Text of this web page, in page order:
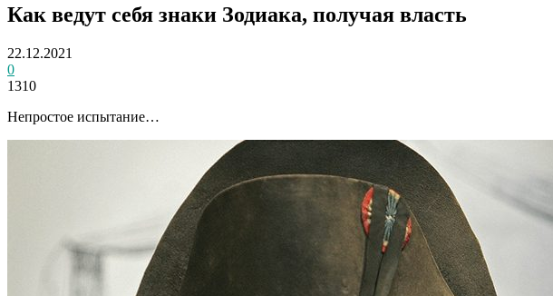
Как ведут себя знаки Зодиака, получая власть
22.12.2021
0
1310
Непростое испытание…